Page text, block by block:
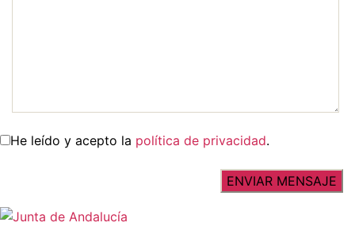
He leído y acepto la política de privacidad.